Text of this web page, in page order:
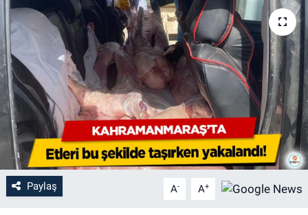
Paylaş A- A+